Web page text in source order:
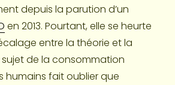
en 2013. Pourtant, elle se heurte
entre la théorie et la
sujet de la consommation